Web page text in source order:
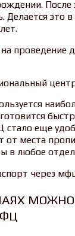
После
Делается это
проведение
еще
от места
в любое